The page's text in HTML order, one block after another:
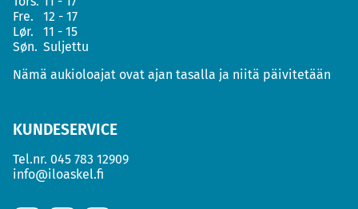
Fre.
12 - 17
Lør.
11 - 15
Søn. Suljettu
Nämä aukioloajat ovat ajan tasalla ja niitä päivitetään
KUNDESERVICE
Tel.nr. 045 783 12909
info@iloaskel.fi